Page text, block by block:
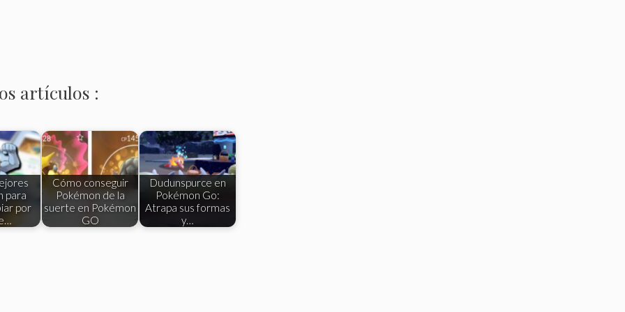
artículos :
para
por
Cómo conseguir
Pokémon de la
suerte en Pokémon
GO
Dudunspurce en
Pokémon Go:
Atrapa sus formas
y…